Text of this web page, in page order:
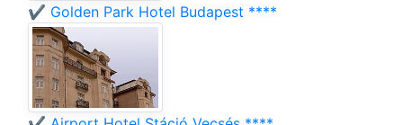
✔️ Golden Park Hotel Budapest ****